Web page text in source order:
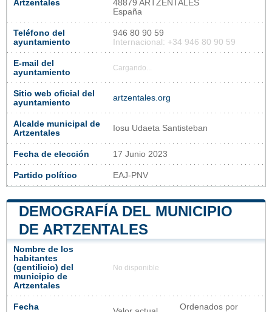
Artzentales
48879 ARTZENTALES
España
Teléfono del
ayuntamiento
946 80 90 59
Internacional: +34 946 80 90 59
E-mail del
ayuntamiento
Cargando...
Sitio web oficial del
ayuntamiento
artzentales.org
Alcalde municipal de
Artzentales
Iosu Udaeta Santisteban
Fecha de elección 17 Junio 2023
Partido político EAJ-PNV
DEMOGRAFÍA DEL MUNICIPIO
DE ARTZENTALES
Nombre de los
habitantes
(gentilicio) del
municipio de
Artzentales
No disponible
Fecha
Ordenados por